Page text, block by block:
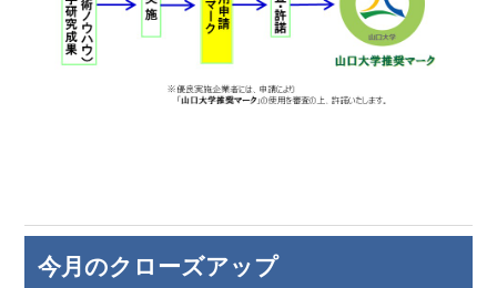
今月のクローズアップ